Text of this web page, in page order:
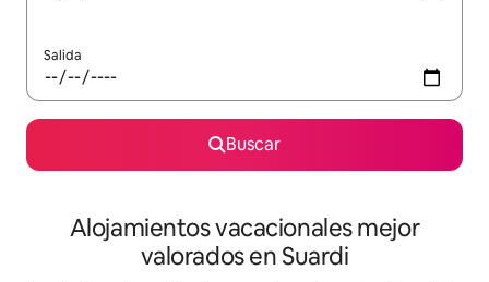
Salida
Buscar
Alojamientos vacacionales mejor
valorados en Suardi